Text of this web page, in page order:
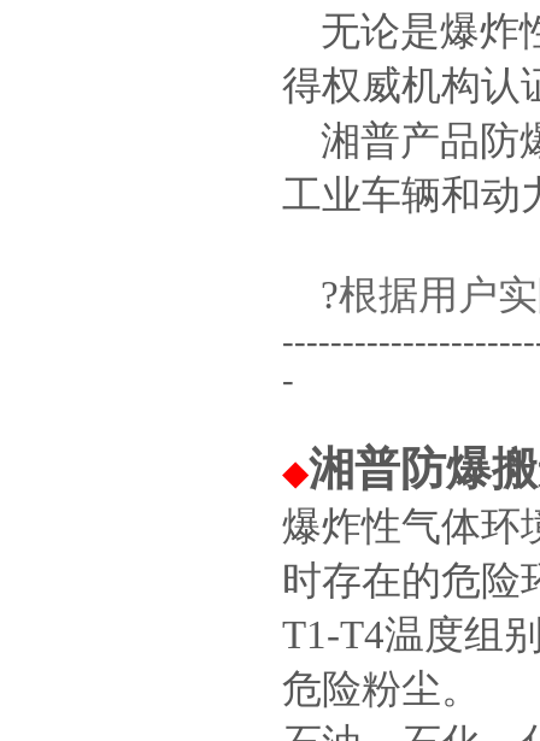
无论是爆炸
得权威机构认
湘普产品防
工业车辆和动
?根据用户
-
◆湘普防爆
爆炸性气体环
时存在的危险
T1-T4温度组
危险粉尘。